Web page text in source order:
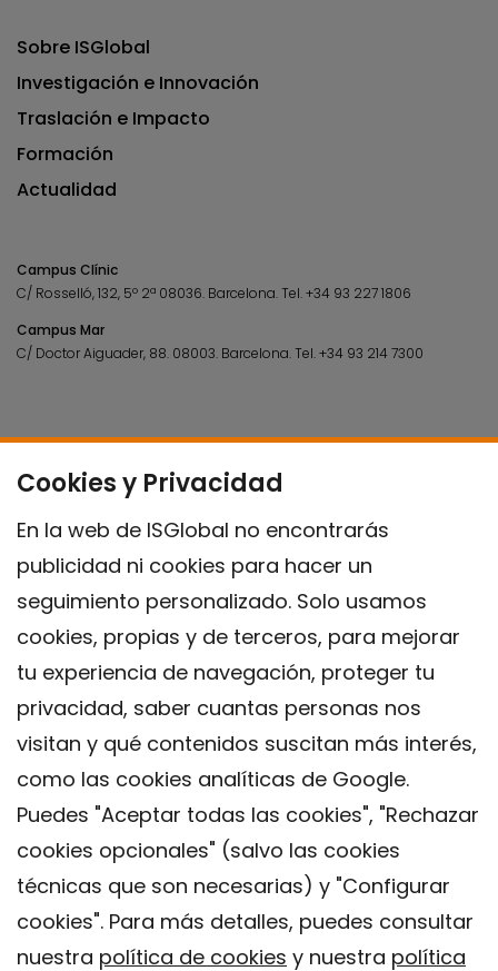
Cookies y Privacidad
En la web de ISGlobal no encontrarás
publicidad ni cookies para hacer un
seguimiento personalizado. Solo usamos
cookies, propias y de terceros, para mejorar
tu experiencia de navegación, proteger tu
privacidad, saber cuantas personas nos
visitan y qué contenidos suscitan más interés,
como las cookies analíticas de Google.
Puedes "Aceptar todas las cookies", "Rechazar
cookies opcionales" (salvo las cookies
técnicas que son necesarias) y "Configurar
cookies". Para más detalles, puedes consultar
nuestra política de cookies y nuestra política
Sobre ISGlobal
Investigación e Innovación
Traslación e Impacto
Formación
Actualidad
Campus Clínic
C/ Rosselló, 132, 5º 2ª 08036. Barcelona.Tel.+34 93 227 1806
Campus Mar
C/ Doctor Aiguader, 88. 08003. Barcelona.Tel.+34 93 214 7300
Contacto